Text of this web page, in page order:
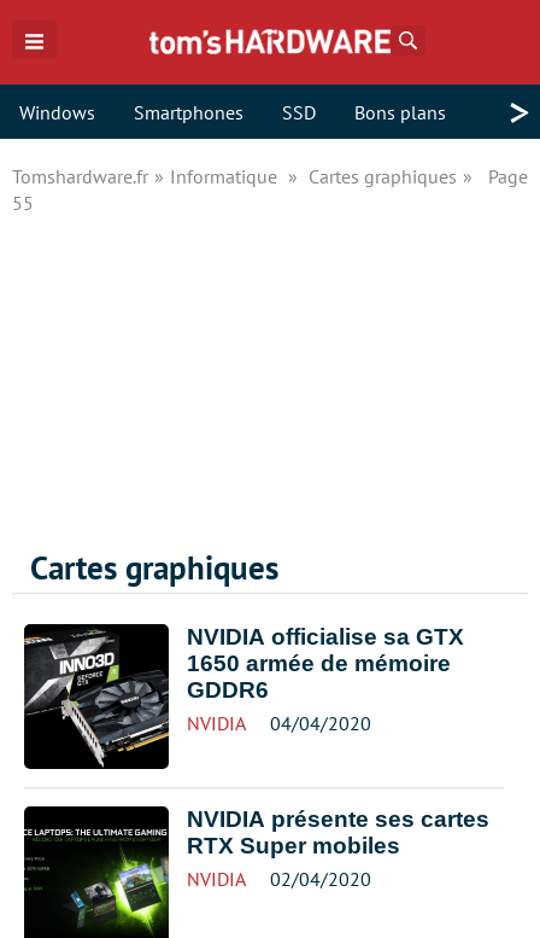
Windows Smartphones SSD Bons plans >
Tomshardware.fr Informatique Cartes graphiques
Page
55
Cartes graphiques
NVIDIA officialise sa GTX
1650 armée de mémoire
GDDR6
NVIDIA 04/04/2020
NVIDIA présente ses cartes
RTX Super mobiles
NVIDIA 02/04/2020